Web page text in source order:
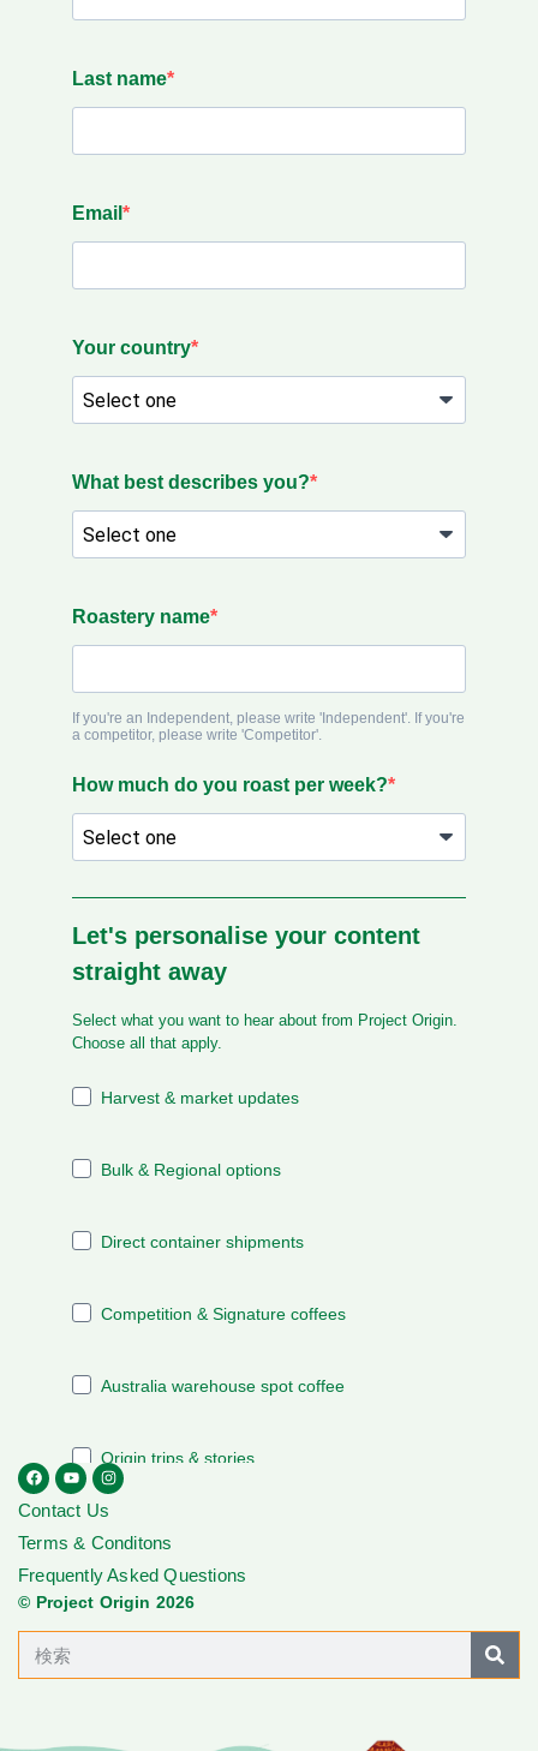
Contact Us
Terms & Conditons
Frequently Asked Questions
© Project Origin 2026